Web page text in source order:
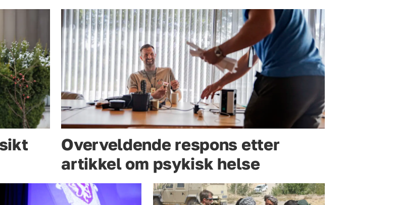
Overveldende respons etter
artikkel om psykisk helse